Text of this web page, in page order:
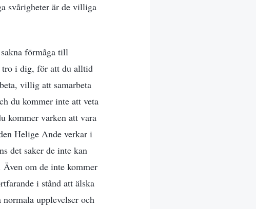
svårigheter är de villiga
förmåga till
tro i dig, för att du alltid
villig att samarbeta
du kommer inte att veta
kommer varken att vara
Helige Ande verkar i
det saker de inte kan
om de inte kommer
i stånd att älska
upplevelser och